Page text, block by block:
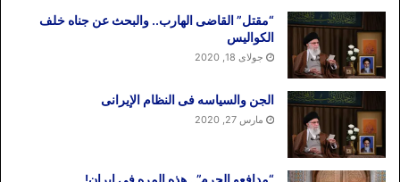
“مقتل” القاضی الهارب.. والبحث عن جناه خلف
الکوالیس
جولای 18, 2020
الجن والسیاسه فی النظام اﻹیرانی
مارس 27, 2020